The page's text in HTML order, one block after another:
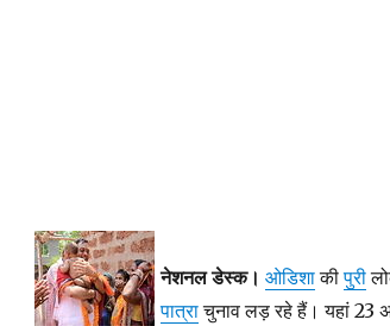
नेशनल डेस्क। ओडिशाकीपुरी
पात्राचुनाव लड़ रहे हैं। यहां 23